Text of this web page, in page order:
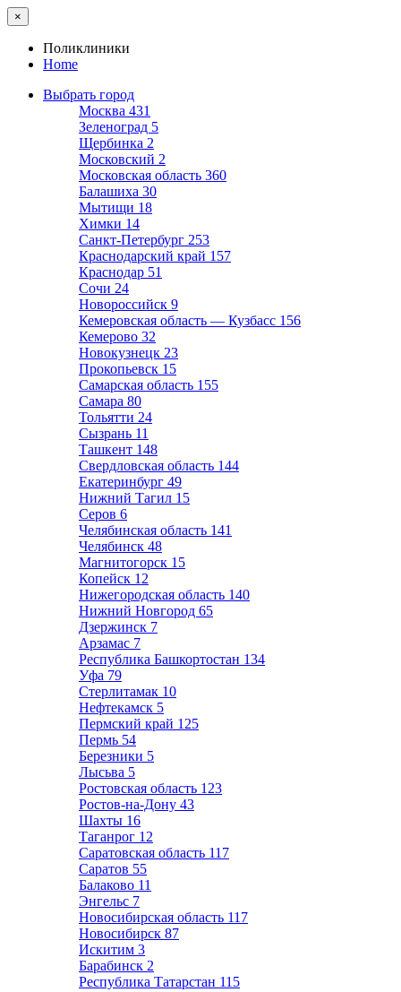
×
Поликлиники
Home
Выбрать город
Москва 431
Зеленоград 5
Щербинка 2
Московский 2
Московская область 360
Балашиха 30
Мытищи 18
Химки 14
Санкт-Петербург 253
Краснодарский край 157
Краснодар 51
Сочи 24
Новороссийск 9
Кемеровская область — Кузбасс 156
Кемерово 32
Новокузнецк 23
Прокопьевск 15
Самарская область 155
Самара 80
Тольятти 24
Сызрань 11
Ташкент 148
Свердловская область 144
Екатеринбург 49
Нижний Тагил 15
Серов 6
Челябинская область 141
Челябинск 48
Магнитогорск 15
Копейск 12
Нижегородская область 140
Нижний Новгород 65
Дзержинск 7
Арзамас 7
Республика Башкортостан 134
Уфа 79
Стерлитамак 10
Нефтекамск 5
Пермский край 125
Пермь 54
Березники 5
Лысьва 5
Ростовская область 123
Ростов-на-Дону 43
Шахты 16
Таганрог 12
Саратовская область 117
Саратов 55
Балаково 11
Энгельс 7
Новосибирская область 117
Новосибирск 87
Искитим 3
Барабинск 2
Республика Татарстан 115